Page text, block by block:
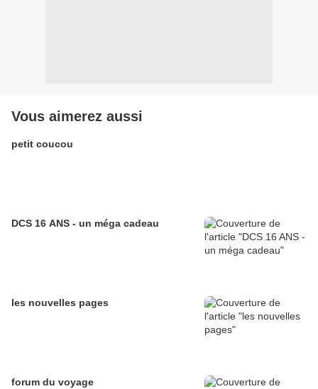
Vous aimerez aussi
petit coucou
DCS 16 ANS - un méga cadeau
les nouvelles pages
forum du voyage